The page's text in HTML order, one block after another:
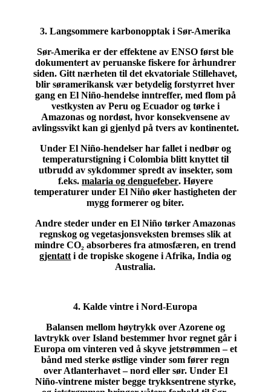
3. Langsommere karbonopptak i Sør-Amerika
Sør-Amerika er der effektene av ENSO først ble
dokumentert av peruanske fiskere for århundrer
siden. Gitt nærheten til det ekvatoriale Stillehavet,
blir søramerikansk vær betydelig forstyrret hver
gang en El Niño-hendelse inntreffer, med flom på
vestkysten av Peru og Ecuador og tørke i
Amazonas og nordøst, hvor konsekvensene av
avlingssvikt kan gi gjenlyd på tvers av kontinentet.
Under El Niño-hendelser har fallet i nedbør og
temperaturstigning i Colombia blitt knyttet til
utbrudd av sykdommer spredt av insekter, som
f.eks. malaria og denguefeber. Høyere
temperaturer under El Niño øker hastigheten der
mygg formerer og biter.
Andre steder under en El Niño tørker Amazonas
regnskog og vegetasjonsveksten bremses slik at
mindre CO₂ absorberes fra atmosfæren, en trend
gjentatt i de tropiske skogene i Afrika, India og
Australia.
4. Kalde vintre i Nord-Europa
Balansen mellom høytrykk over Azorene og
lavtrykk over Island bestemmer hvor regnet går i
Europa om vinteren ved å skyve jetstrømmen – et
bånd med sterke østlige vinder som fører regn
over Atlanterhavet – nord eller sør. Under El
Niño-vintrene mister begge trykksentrene styrke,